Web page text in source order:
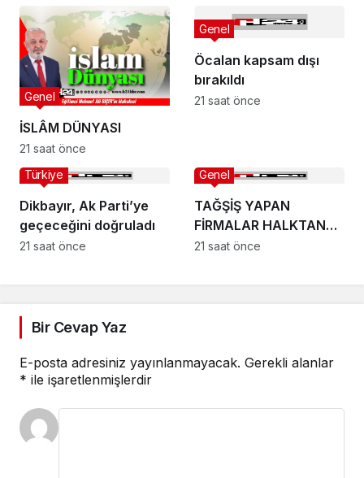
İSLÂM DÜNYASI
Genel
21 saat önce
Öcalan kapsam dışı
bırakıldı
Genel
21 saat önce
Dikbayır, Ak Parti’ye
geçeceğini doğruladı
Türkiye
21 saat önce
TAĞŞİŞ YAPAN
FİRMALAR HALKTAN
ÖZÜR DİLEMELİ!
Genel
21 saat önce
Bir Cevap Yaz
E-posta adresiniz yayınlanmayacak. Gerekli alanlar
* ile işaretlenmişlerdir